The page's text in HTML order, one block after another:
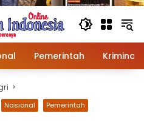
Pemerintah Kriminal
Nasional
Pemerintah